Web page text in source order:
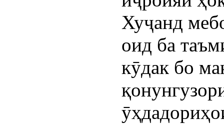
Хуҷанд
оид ба
кӯдак бо